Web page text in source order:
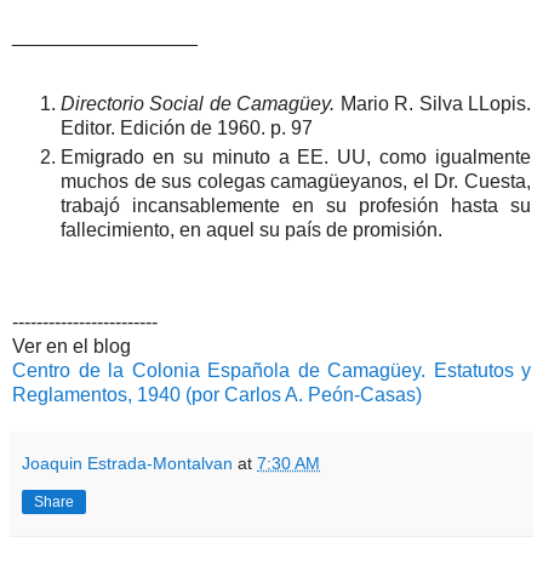
Directorio Social de Camagüey. Mario R. Silva LLopis.
Editor. Edición de 1960. p. 97
Emigrado en su minuto a EE. UU, como igualmente
muchos de sus colegas camagüeyanos, el Dr. Cuesta,
trabajó incansablemente en su profesión hasta su
fallecimiento, en aquel su país de promisión.
------------------------
Ver en el blog
Centro de la Colonia Española de Camagüey. Estatutos y
Reglamentos, 1940 (por Carlos A. Peón-Casas)
Joaquin Estrada-Montalvan at 7:30 AM
Share